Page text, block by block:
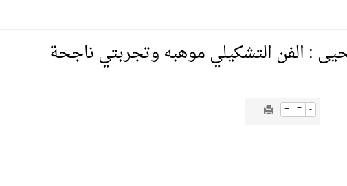
الهلال
موسم سباقات الرياض
: الفن التشكيلي موهبه وتجربتي ناجحة
+ = -